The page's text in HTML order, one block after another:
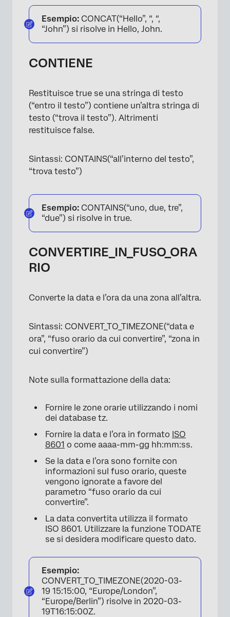
Esempio: CONCAT(“Hello”, “, “,
“John”) si risolve in Hello, John.
CONTIENE
Restituisce true se una stringa di testo
(“entro il testo”) contiene un’altra stringa di
testo (“trova il testo”). Altrimenti
restituisce false.
Sintassi: CONTAINS(“all’interno del testo”,
“trova testo”)
Esempio: CONTAINS(“uno, due, tre”,
“due”) si risolve in true.
CONVERTIRE_IN_FUSO_ORA
RIO
Converte la data e l’ora da una zona all’altra.
Sintassi: CONVERT_TO_TIMEZONE(“data e
ora”, “fuso orario da cui convertire”, “zona in
cui convertire”)
Note sulla formattazione della data:
Fornire le zone orarie utilizzando i nomi
dei database tz.
Fornire la data e l’ora in formato ISO
8601 o come aaaa-mm-gg hh:mm:ss.
Se la data e l’ora sono fornite con
informazioni sul fuso orario, queste
vengono ignorate a favore del
parametro “fuso orario da cui
convertire”.
La data convertita utilizza il formato
ISO 8601. Utilizzare la funzione TODATE
se si desidera modificare questo dato.
Esempio:
CONVERT_TO_TIMEZONE(2020-03-
19 15:15:00, “Europe/London”,
“Europe/Berlin”) risolve in 2020-03-
19T16:15:00Z.